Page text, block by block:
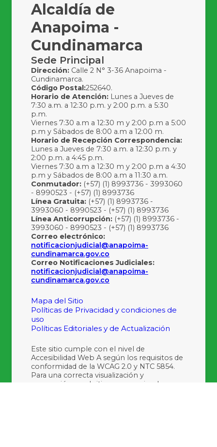
Alcaldía de
Anapoima -
Cundinamarca
Sede Principal
Dirección: Calle 2 N° 3-36 Anapoima -
Cundinamarca.
Código Postal:252640.
Horario de Atención: Lunes a Jueves de
7:30 a.m. a 12:30 p.m. y 2:00 p.m. a 5:30
p.m.
Viernes 7:30 a.m a 12:30 m y 2:00 p.m a 5:00
p.m y Sábados de 8:00 a.m a 12:00 m.
Horario de Recepción Correspondencia:
Lunes a Jueves de 7:30 a.m. a 12:30 p.m. y
2:00 p.m. a 4:45 p.m.
Viernes 7:30 a.m a 12:30 m y 2:00 p.m a 4:30
p.m y Sábados de 8:00 a.m a 11:30 a.m.
Conmutador: (+57) (1) 8993736 - 3993060
- 8990523 - (+57) (1) 8993736
Línea Gratuita: (+57) (1) 8993736 -
3993060 - 8990523 - (+57) (1) 8993736
Línea Anticorrupción: (+57) (1) 8993736 -
3993060 - 8990523 - (+57) (1) 8993736
Correo electrónico:
notificacionjudicial@anapoima-
cundinamarca.gov.co
Correo Notificaciones Judiciales:
notificacionjudicial@anapoima-
cundinamarca.gov.co
Mapa del Sitio
Políticas de Privacidad y condiciones de
uso
Políticas Editoriales y de Actualización
Este sitio cumple con el nivel de
Accesibilidad Web A según los requisitos de
conformidad de la WCAG 2.0 y NTC 5854.
Para una correcta visualización y
navegación en el sitio, se recomienda usar